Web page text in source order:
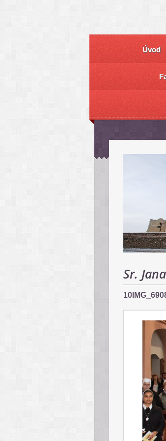
Úvod
Sr.